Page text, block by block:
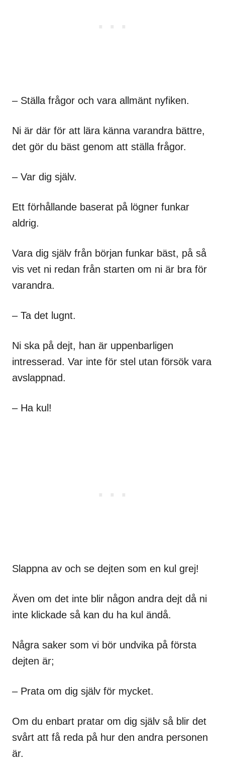
– Ställa frågor och vara allmänt nyfiken.
Ni är där för att lära känna varandra bättre,
det gör du bäst genom att ställa frågor.
– Var dig själv.
Ett förhållande baserat på lögner funkar
aldrig.
Vara dig själv från början funkar bäst, på så
vis vet ni redan från starten om ni är bra för
varandra.
– Ta det lugnt.
Ni ska på dejt, han är uppenbarligen
intresserad. Var inte för stel utan försök vara
avslappnad.
– Ha kul!
Slappna av och se dejten som en kul grej!
Även om det inte blir någon andra dejt då ni
inte klickade så kan du ha kul ändå.
Några saker som vi bör undvika på första
dejten är;
– Prata om dig själv för mycket.
Om du enbart pratar om dig själv så blir det
svårt att få reda på hur den andra personen
är.